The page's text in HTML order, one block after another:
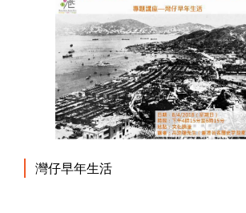
灣仔早年生活